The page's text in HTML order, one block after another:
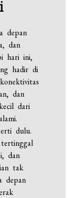
depan
dan
hari ini,
hadir di
dan
dari
dulu.
dan
tak
depan